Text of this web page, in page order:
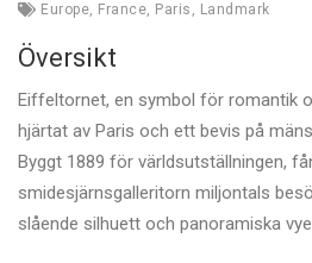
Europe, France, Paris , Landmark
Översikt
Eiffeltornet, en symbol för romantik
hjärtat av Paris och ett bevis på
Byggt 1889 för världsutställningen,
smidesjärnsgalleritorn miljontals
slående silhuett och panoramiska